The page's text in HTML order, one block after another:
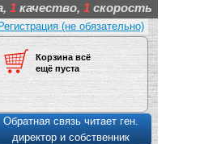
1 качество, 1 скорость
Регистрация (не обязательно)
Корзина всё
ещё пуста
Обратная связь читает ген.
директор и собственник